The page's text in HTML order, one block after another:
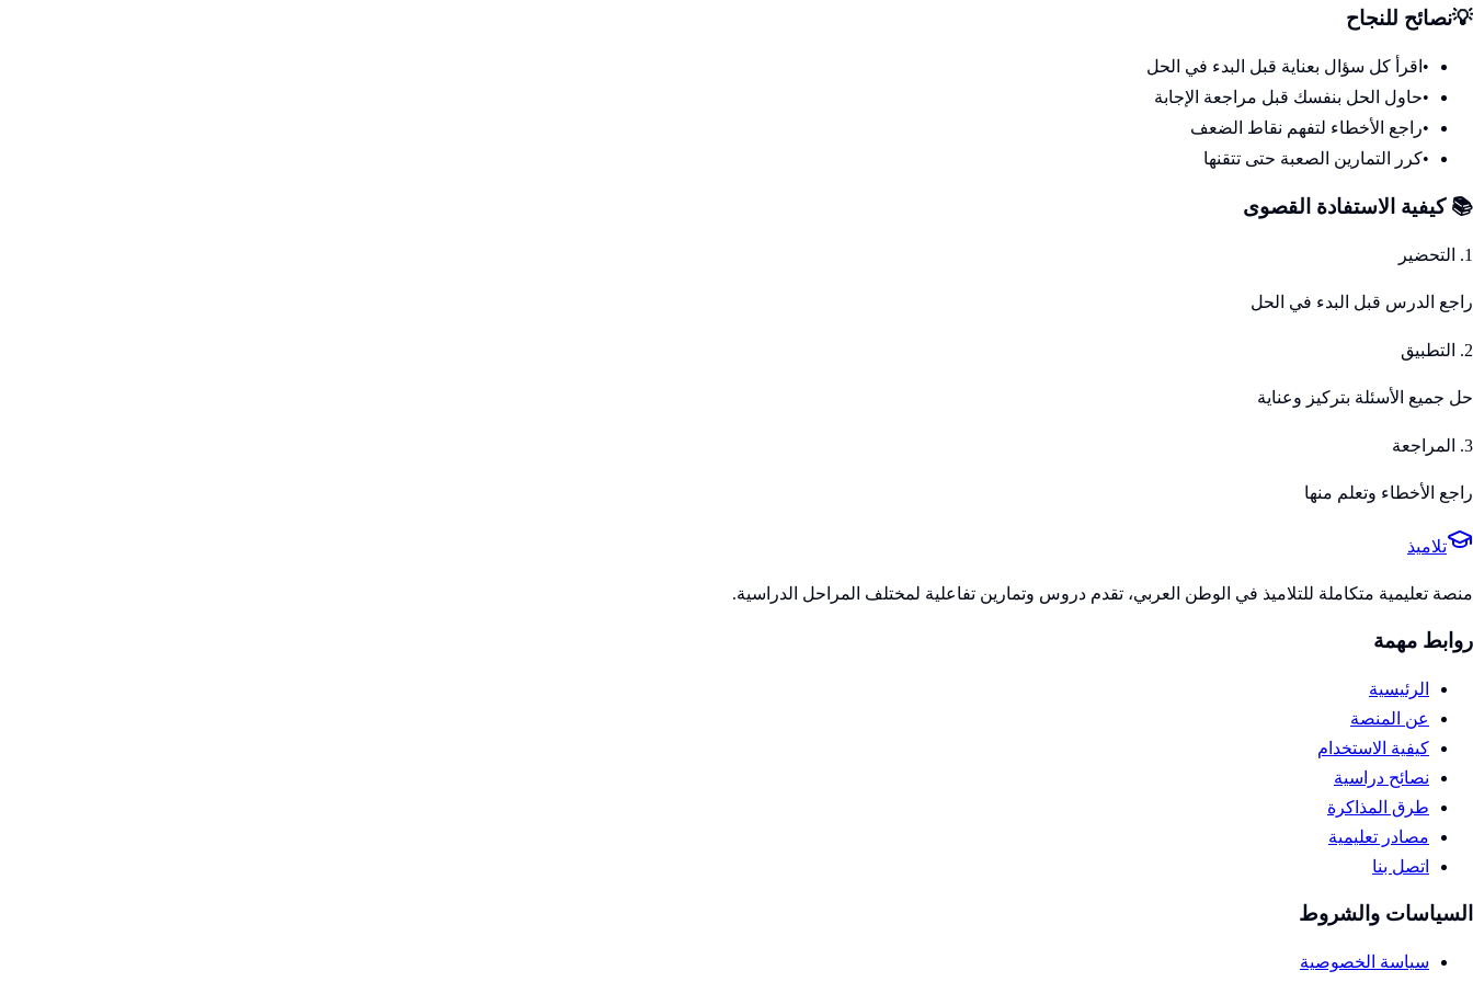
💡نصائح للنجاح
• اقرأ كل سؤال بعناية قبل البدء في الحل
•حاول الحل بنفسك قبل مراجعة الإجابة
•راجع الأخطاء لتفهم نقاط الضعف
•كرر التمارين الصعبة حتى تتقنها
📚 كيفية الاستفادة القصوى
1. التحضير
راجع الدرس قبل البدء في الحل
2. التطبيق
حل جميع الأسئلة بتركيز وعناية
3. المراجعة
راجع الأخطاء وتعلم منها
تلاميذ
منصة تعليمية متكاملة للتلاميذ في الوطن العربي، تقدم دروس وتمارين تفاعلية لمختلف المراحل الدراسية.
روابط مهمة
الرئيسية
عن المنصة
كيفية الاستخدام
نصائح دراسية
طرق المذاكرة
مصادر تعليمية
اتصل بنا
السياسات والشروط
سياسة الخصوصية